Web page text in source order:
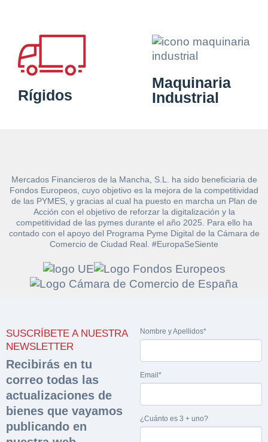
Rígidos
Maquinaria
Industrial
Mercados Financieros de la Mancha, S.L. ha sido beneficiaria de
Fondos Europeos, cuyo objetivo es la mejora de la competitividad
de las PYMES, y gracias al cual ha puesto en marcha un Plan de
Acción con el objetivo de reforzar la digitalización y la
competitividad de las pymes durante el año 2025. Para ello ha
contado con el apoyo del Programa Pyme Digital de la Cámara de
Comercio de Ciudad Real. #EuropaSeSiente
SUSCRÍBETE A NUESTRA
NEWSLETTER
Recibirás en tu
correo todas las
actualizaciones de
bienes que vayamos
publicando en
Nombre y Apellidos*
Email*
¿Cuánto es 3 + uno?
Solicitar
sobre la peritación
enlace para descargar la documentación
Nombre y Apellidos*
Email*
Hacer Oferta
Teléfono*
Nombre y Apellidos*
Sobre Merfinsa
Venta de bienes muebles
Vehículos
Maquinaria Industrial